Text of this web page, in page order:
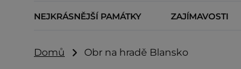
NEJKRÁSNĚJŠÍ PAMÁTKY ZAJÍMAVOSTI
Domů Obr na hradě Blansko